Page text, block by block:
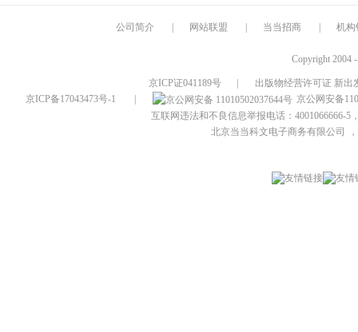
公司简介 网站联盟 当当招商 机构
Copyright 2004
京ICP证041189号
出版物经营许可证 新出
京ICP备17043473号-1
京公网安备
互联网违法和不良信息举报电话：4001066666-5
北京当当科文电子商务有限公司